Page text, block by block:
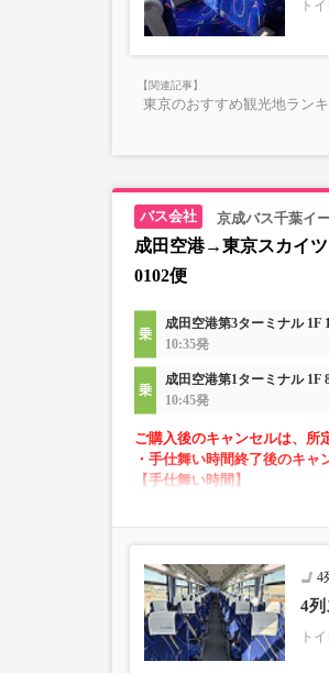
・フリーWi-Fi対応（京成バ
・長時間の移動でも安心の
・乗務員1名にて運行
ト
東京のおすすめ観光地ラン
京成バス千葉イ
成田空港→東京スカイ
0102便
成田空港第3ターミナル 1F
10:35発
成田空港第1ターミナル 1F
10:45発
ご購入後のキャンセルは、所
・手仕舞い時間終了後のキャ
【手仕舞い時間】
・AM2～5時の間は「予約
・「空席状況」はリアル
・小人運賃は大人運賃の半額
・フリーWi-Fi対応（京成バ
4
4
ト